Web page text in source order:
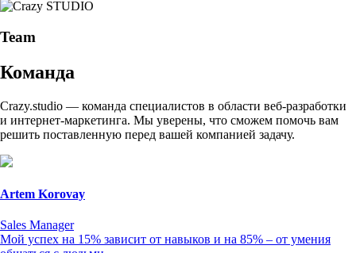
Team
Команда
Crazy.studio — команда специалистов в области веб-разработки
и интернет-маркетинга. Мы уверены, что сможем помочь вам
решить поставленную перед вашей компанией задачу.
Artem Korovay
Sales Manager
Мой успех на 15% зависит от навыков и на 85% – от умения